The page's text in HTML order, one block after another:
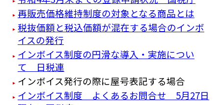
再販売価格維持制度の対象となる商品とは
税抜価額と税込価額が混在する場合のインボ
イスの発行
インボイス制度の円滑な導入・実施につい
て 日税連
インボイス発行の際に屋号表記する場合
インボイス制度 よくあるお問合せ 5月27日